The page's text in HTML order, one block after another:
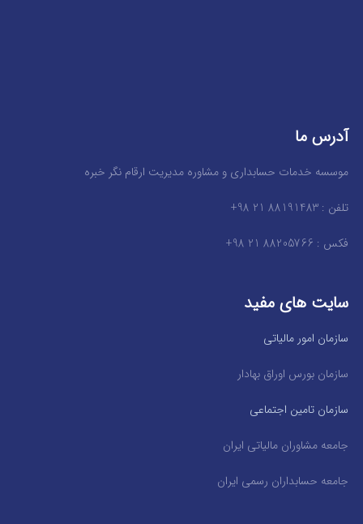
آدرس ما
موسسه خدمات حسابداری و مشاوره مدیریت ارقام نگر خبره
تلفن : 88191483 21 98+
فکس : 88205766 21 98+
سایت های مفید
سازمان امور مالیاتی
سازمان بورس اوراق بهادار
سازمان تامین اجتماعی
جامعه مشاوران مالیاتی ایران
جامعه حسابداران رسمی ایران